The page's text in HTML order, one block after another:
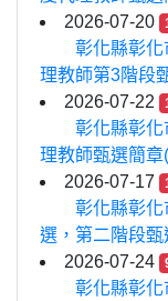
2026-07-20
彰化縣彰
理教師第3階段
2026-07-22
彰化縣彰
理教師甄選簡章
2026-07-17
彰化縣彰
選，第二階段甄
2026-07-24
彰化縣彰